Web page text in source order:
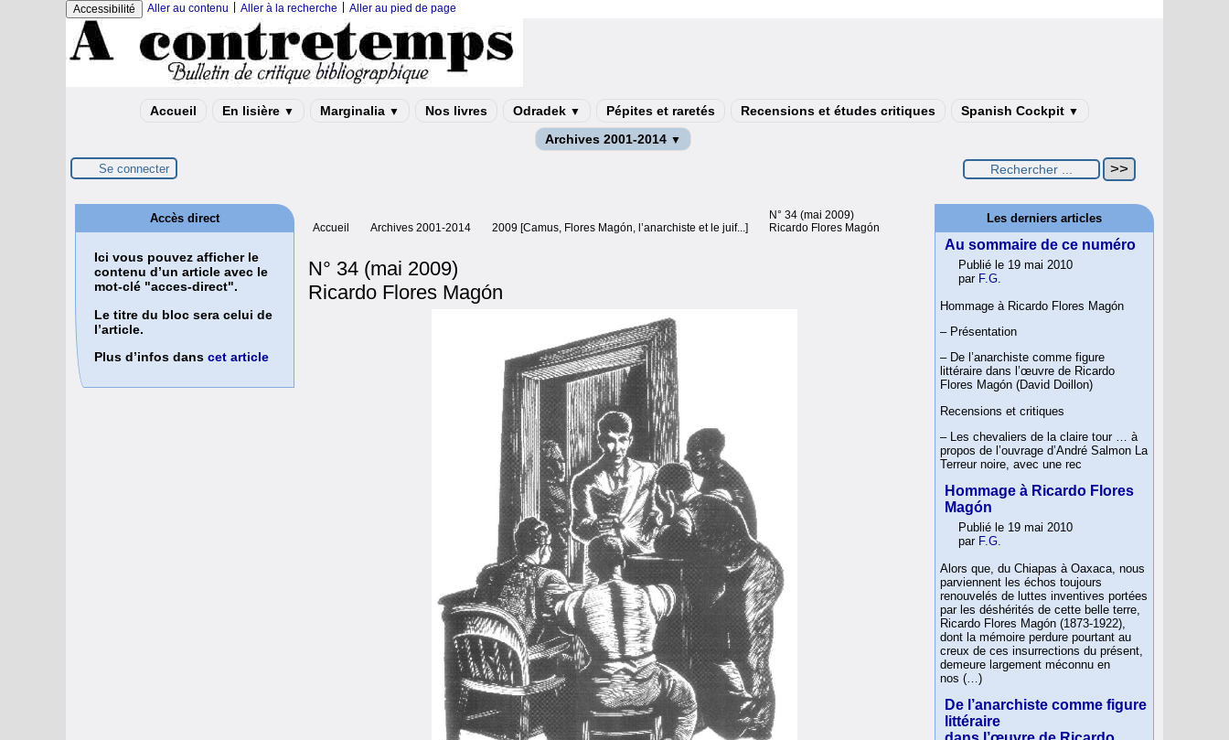
Accessibilité Aller au contenu Aller à la recherche Aller au pied de page
Accueil En lisière ▼ Marginalia ▼ Nos livres Odradek ▼ Pépites et raretés Recensions et études critiques Spanish Cockpit ▼
Archives 2001-2014 ▼
Se connecter
Accueil Archives 2001-2014 2009 [Camus, Flores Magón, l’anarchiste et le juif...]
N° 34 (mai 2009)
Ricardo Flores Magón
N° 34 (mai 2009)
Ricardo Flores Magón
Accès direct
Ici vous pouvez afficher le
contenu d’un article avec le
mot-clé "acces-direct".
Le titre du bloc sera celui de
l’article.
Plus d’infos dans cet article
Les derniers articles
Au sommaire de ce numéro
Publié le 19 mai 2010
par F.G.
Hommage à Ricardo Flores Magón
– Présentation
– De l’anarchiste comme figure
littéraire dans l’œuvre de Ricardo
Flores Magón (David Doillon)
Recensions et critiques
– Les chevaliers de la claire tour … à
propos de l’ouvrage d’André Salmon La
Terreur noire, avec une rec
Hommage à Ricardo Flores
Magón
Publié le 19 mai 2010
par F.G.
Alors que, du Chiapas à Oaxaca, nous
parviennent les échos toujours
renouvelés de luttes inventives portées
par les déshérités de cette belle terre,
Ricardo Flores Magón (1873-1922),
dont la mémoire perdure pourtant au
creux de ces insurrections du présent,
demeure largement méconnu en
nos (…)
De l’anarchiste comme figure
littéraire